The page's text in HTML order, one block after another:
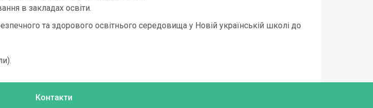
в закладах освіти.
та здорового освітнього середовища у Новій українській школі до
Контакти